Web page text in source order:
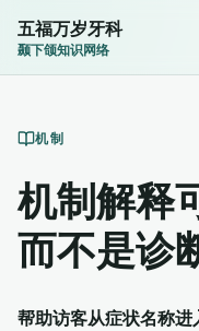
五福万岁牙科
颞下颌知识网络
机制
机制解释
而不是诊
帮助访客从症状名称进